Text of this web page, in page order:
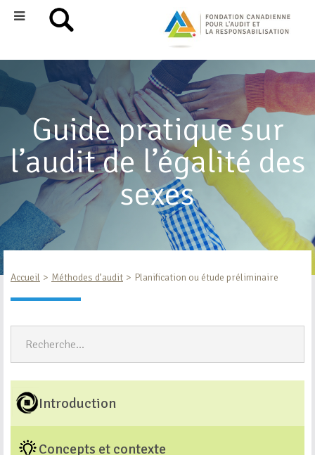
Guide pratique sur
l’audit de l’égalité des
sexes
Accueil Méthodes d’audit Planification ou étude préliminaire
Introduction
Concepts et contexte